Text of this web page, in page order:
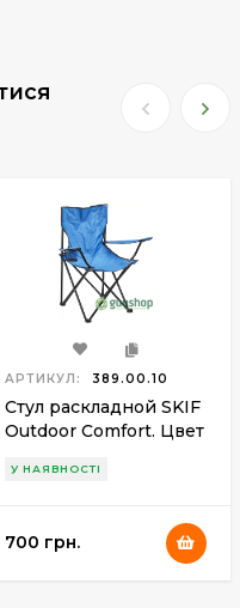
АРТИКУЛ: 389.00.10
Стул раскладной SKIF
Outdoor Comfort. Цвет
У НАЯВНОСТІ
700 грн.